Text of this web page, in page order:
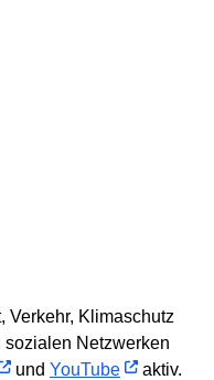
Verkehr, Klimaschutz
Netzwerken
und YouTube
aktiv.